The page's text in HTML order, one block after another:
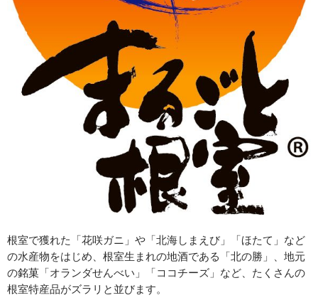
根室で獲れた「花咲ガニ」や「北海しまえび」「ほたて」など
の水産物をはじめ、根室生まれの地酒である「北の勝」、地元
の銘菓「オランダせんべい」「ココチーズ」など、たくさんの
根室特産品がズラリと並びます。